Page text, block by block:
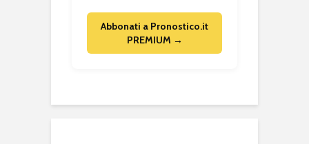
Abbonati a Pronostico.it
PREMIUM →